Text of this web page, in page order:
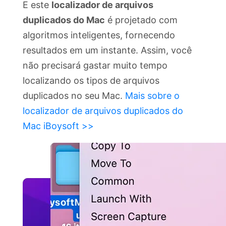
E este localizador de arquivos
duplicados do Mac é projetado com
algoritmos inteligentes, fornecendo
resultados em um instante. Assim, você
não precisará gastar muito tempo
localizando os tipos de arquivos
duplicados no seu Mac. Mais sobre o
localizador de arquivos duplicados do
Mac iBoysoft >>